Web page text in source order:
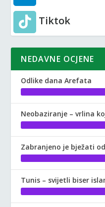
Tiktok
NEDAVNE OCJENE
Odlike dana Arefata
Neobaziranje – vrlina
Zabranjeno je bježati
Tunis – svijetli biser